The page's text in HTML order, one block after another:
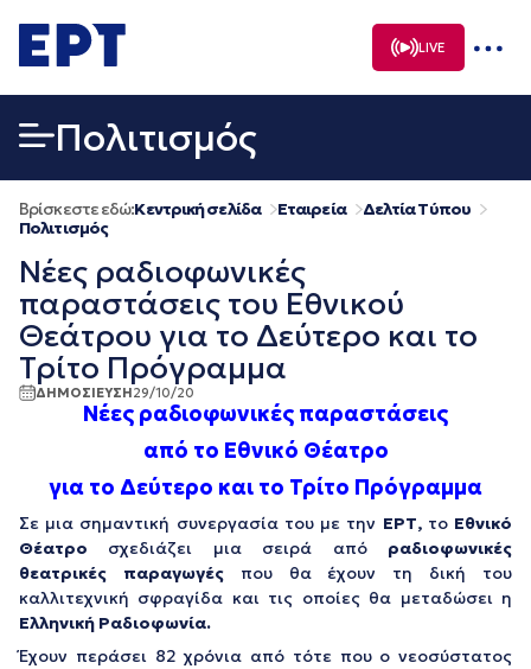
σε
περιεχόμενο
LIVE
Πολιτισμός
Βρίσκεστε εδώ:Κεντρική σελίδα Εταιρεία
Δελτία Τύπου
Πολιτισμός
Νέες ραδιοφωνικές
παραστάσεις του Εθνικού
Θεάτρου για το Δεύτερο και το
Τρίτο Πρόγραμμα
ΔΗΜΟΣΙΕΥΣΗ29/10/20
Νέες ραδιοφωνικές παραστάσεις
από το Εθνικό Θέατρο
για το Δεύτερο και το Τρίτο Πρόγραμμα
Σε μια σημαντική συνεργασία του με την ΕΡΤ,τo Εθνικό
Θέατρο σχεδιάζει μια σειρά από ραδιοφωνικές
θεατρικές παραγωγέςπου θα έχουν τη δική του
καλλιτεχνική σφραγίδα και τις οποίες θα μεταδώσει η
Ελληνική Ραδιοφωνία.
Έχουν περάσει 82 χρόνια από τότε που ο νεοσύστατος